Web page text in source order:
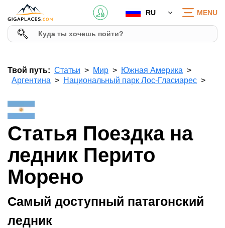
RU MENU
Твой путь: Статьи Мир
Южная Америка
Аргентина
Национальный парк Лос-Гласиарес
Статья Поездка на
ледник Перито
Морено
Самый доступный патагонский
ледник